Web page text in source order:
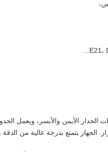
الجدار الأيمن والأيسر، ويعمل
الجهاز يتمتع بدرجة عالية من